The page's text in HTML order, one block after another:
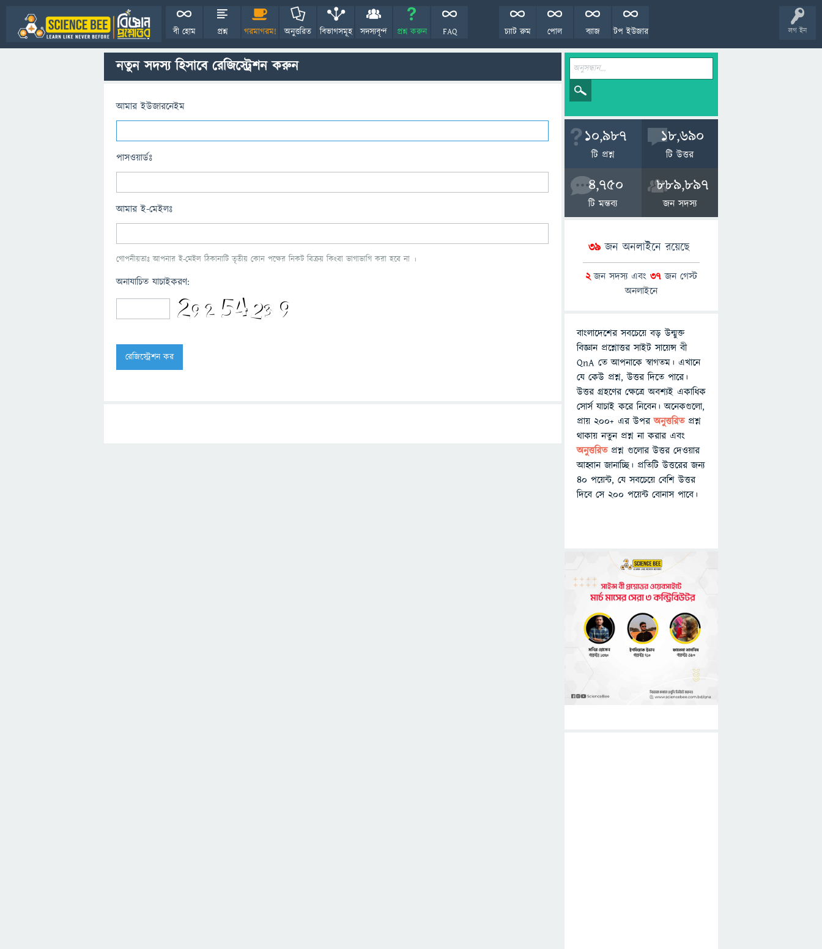
লগ ইন
বী হোম প্রশ্ন গরমাগরম! অনুত্তরিত বিভাগসমূহ সদস্যবৃন্দ প্রশ্ন করুন FAQ টপ ইউজার
ব্যাজ
পোল
চ্যাট রুম
নতুন সদস্য হিসাবে রেজিস্ট্রেশন করুন
আমার ইউজারনেইম
পাসওয়ার্ডঃ
আমার ই-মেইলঃ
গোপনীয়তাঃ আপনার ই-মেইল ঠিকানাটি তৃতীয় কোন পক্ষের নিকট বিক্রয় কিংবা ভাগাভাগি করা হবে না ।
অনাযাচিত যাচাইকরণ:
10,987
টি প্রশ্ন
18,690
টি উত্তর
4,750
টি মন্তব্য
889,897
জন সদস্য
39জন অনলাইনে রয়েছে
2জন সদস্য এবং 37 জন গেস্ট
অনলাইনে
বাংলাদেশের সবচেয়ে বড় উন্মুক্ত
বিজ্ঞান প্রশ্নোত্তর সাইট সায়েন্স বী
QnA তে আপনাকে স্বাগতম। এখানে
যে কেউ প্রশ্ন, উত্তর দিতে পারে।
উত্তর গ্রহণের ক্ষেত্রে অবশ্যই একাধিক
সোর্স যাচাই করে নিবেন। অনেকগুলো,
প্রায় ২০০+ এর উপরঅনুত্তরিতপ্রশ্ন
থাকায় নতুন প্রশ্ন না করার এবং
অনুত্তরিত প্রশ্ন গুলোর উত্তর দেওয়ার
আহ্বান জানাচ্ছি। প্রতিটি উত্তরের জন্য
৪০ পয়েন্ট, যে সবচেয়ে বেশি উত্তর
দিবে সে ২০০ পয়েন্ট বোনাস পাবে।